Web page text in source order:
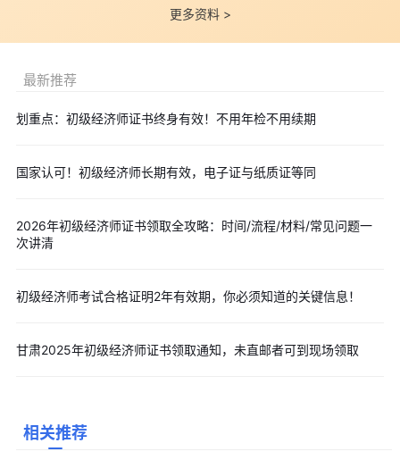
>>>点击下图免费领备考资料
2026年初级经济师考试大纲变动预测解读（各科目汇总版）
2026年初级经济师10大专业盘点！零基础优先选这几个
2026年初级经济师考试难度会提高吗？趋势分析
预计7月22日-8月12日！2026年初级经济师如何进行网上报考
业方向解析！
项汇总
料，大家可以点击下方或文章右侧按钮即可
更多资料 >
最新推荐
划重点：初级经济师证书终身有效！不用年检不用续期
国家认可！初级经济师长期有效，电子证与纸质证等同
2026年初级经济师证书领取全攻略：时间/流程/材料/常见问题一
次讲清
初级经济师考试合格证明2年有效期，你必须知道的关键信息！
甘肃2025年初级经济师证书领取通知，未直邮者可到现场领取
相关推荐